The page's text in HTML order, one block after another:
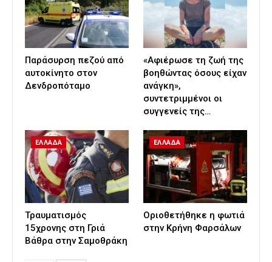
Παράσυρση πεζού από
αυτοκίνητο στον
Δενδροπόταμο
«Αφιέρωσε τη ζωή της
βοηθώντας όσους είχαν
ανάγκη»,
συντετριμμένοι οι
συγγενείς της…
ΕΛΛΑΔΑ
Τραυματισμός
15χρονης στη Γριά
Βάθρα στην Σαμοθράκη
ΕΛΛΑΔΑ
Οριοθετήθηκε η φωτιά
στην Κρήνη Φαρσάλων